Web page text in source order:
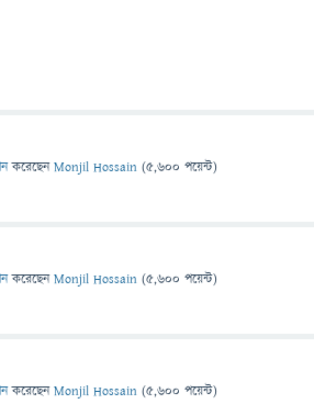
করেছেনMonjil Hossain (5,600 পয়েন্ট)
করেছেনMonjil Hossain (5,600 পয়েন্ট)
করেছেনMonjil Hossain (5,600 পয়েন্ট)